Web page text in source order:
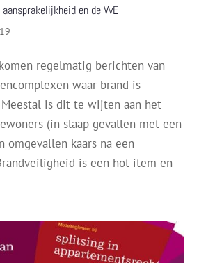
en de VvE
regelmatig berichten van
waar brand is
is dit te wijten aan het
(in slaap gevallen met een
omgevallen kaars na een
is een hot-item en